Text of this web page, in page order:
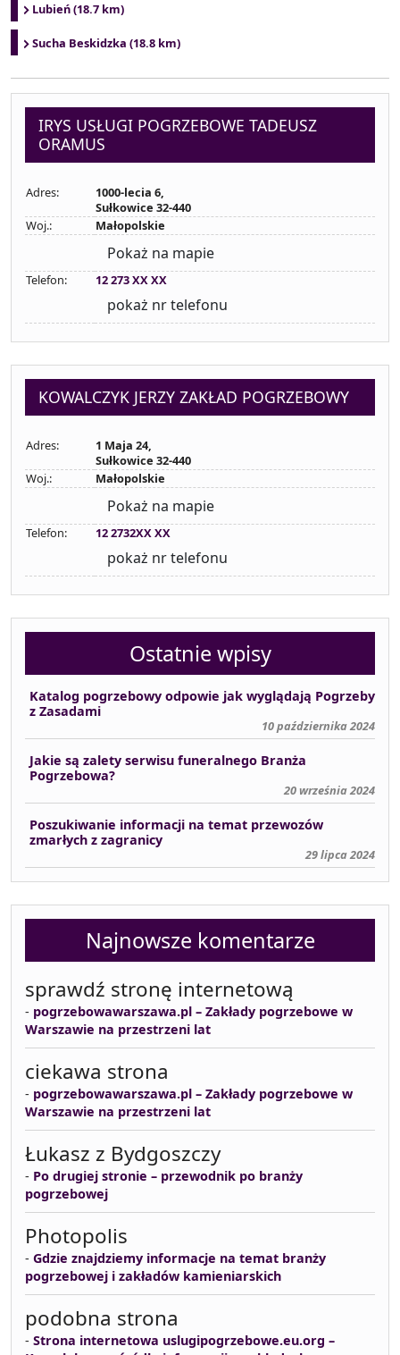
Lubień (18.7 km)
Sucha Beskidzka (18.8 km)
IRYS USŁUGI POGRZEBOWE TADEUSZ
ORAMUS
Adres:
1000-lecia 6,
Sułkowice 32-440
Woj.:
Małopolskie
Pokaż na mapie
Telefon: 12 273 XX XX
pokaż nr telefonu
KOWALCZYK JERZY ZAKŁAD POGRZEBOWY
Adres:
1 Maja 24,
Sułkowice 32-440
Woj.:
Małopolskie
Pokaż na mapie
Telefon: 12 2732XX XX
pokaż nr telefonu
Ostatnie wpisy
Katalog pogrzebowy odpowie jak wyglądają Pogrzeby
z Zasadami
10 października 2024
Jakie są zalety serwisu funeralnego Branża
Pogrzebowa?
20 września 2024
Poszukiwanie informacji na temat przewozów
zmarłych z zagranicy
29 lipca 2024
Najnowsze komentarze
sprawdź stronę internetową
- pogrzebowawarszawa.pl – Zakłady pogrzebowe w
Warszawie na przestrzeni lat
ciekawa strona
- pogrzebowawarszawa.pl – Zakłady pogrzebowe w
Warszawie na przestrzeni lat
Łukasz z Bydgoszczy
- Po drugiej stronie – przewodnik po branży
pogrzebowej
Photopolis
- Gdzie znajdziemy informacje na temat branży
pogrzebowej i zakładów kamieniarskich
podobna strona
- Strona internetowa uslugipogrzebowe.eu.org –